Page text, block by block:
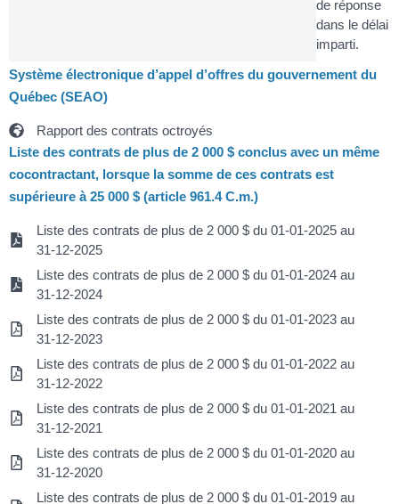
de réponse
dans le délai
imparti.
Système électronique d’appel d’offres du gouvernement du
Québec (SEAO)
Rapport des contrats octroyés
Liste des contrats de plus de 2 000 $ conclus avec un même
cocontractant, lorsque la somme de ces contrats est
supérieure à 25 000 $ (article 961.4 C.m.)
Liste des contrats de plus de 2 000 $ du 01-01-2025 au
31-12-2025
Liste des contrats de plus de 2 000 $ du 01-01-2024 au
31-12-2024
Liste des contrats de plus de 2 000 $ du 01-01-2023 au
31-12-2023
Liste des contrats de plus de 2 000 $ du 01-01-2022 au
31-12-2022
Liste des contrats de plus de 2 000 $ du 01-01-2021 au
31-12-2021
Liste des contrats de plus de 2 000 $ du 01-01-2020 au
31-12-2020
Liste des contrats de plus de 2 000 $ du 01-01-2019 au